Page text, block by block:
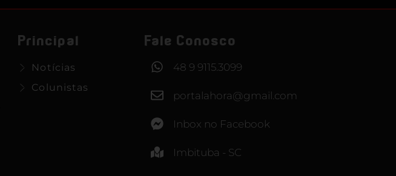
Principal
Notícias
Colunistas
Fale Conosco
48 9 9115.3099
portalahora@gmail.com
Inbox no Facebook
Imbituba - SC